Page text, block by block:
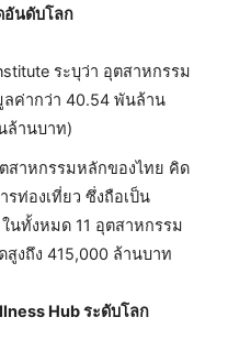
อันดับโลก
ระบุว่า อุตสาหกรรม
ลค่ากว่า 40.54 พันล้าน
ล้านบาท)
สาหกรรมหลักของไทย คิด
ท่องเที่ยว ซึ่งถือเป็น
นทั้งหมด 11 อุตสาหกรรม
สูงถึง 415,000 ล้านบาท
Hubระดับโลก